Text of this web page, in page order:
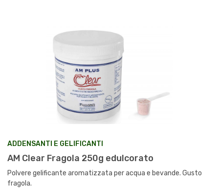
ADDENSANTI E GELIFICANTI
AM Clear Fragola 250g edulcorato
Polvere gelificante aromatizzata per acqua e bevande. Gusto
fragola.